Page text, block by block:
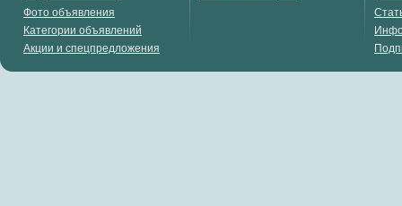
Фото объявления
Категории объявлений
Акции и спецпредложения